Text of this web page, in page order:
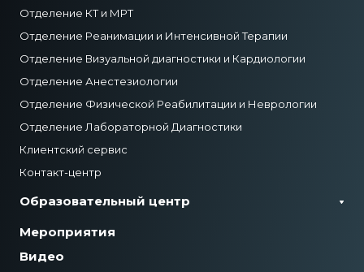
Отделение КТ и МРТ
Отделение Реанимации и Интенсивной Терапии
Отделение Визуальной диагностики и Кардиологии
Отделение Анестезиологии
Отделение Физической Реабилитации и Неврологии
Отделение Лабораторной Диагностики
Клиентский сервис
Контакт-центр
Образовательный центр
Мероприятия
Видео